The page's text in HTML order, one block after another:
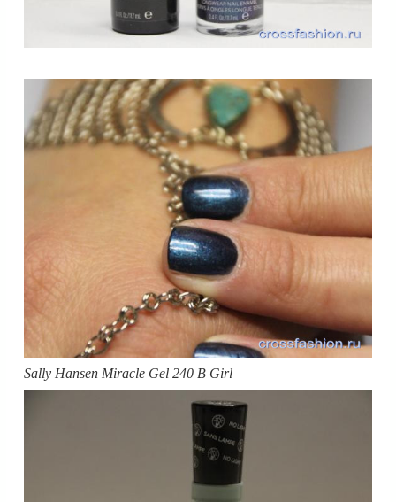
Sally Hansen Miracle Gel 240 B Girl